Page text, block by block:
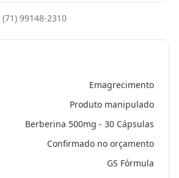
(71) 99148-2310
Emagrecimento
Produto manipulado
Berberina 500mg - 30 Cápsulas
Confirmado no orçamento
GS Fórmula